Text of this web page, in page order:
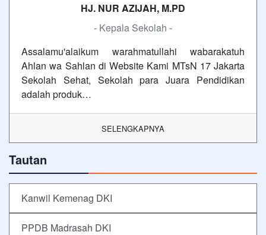
HJ. NUR AZIJAH, M.PD
- Kepala Sekolah -
Assalamu'alaikum warahmatullahi wabarakatuh
Ahlan wa Sahlan di Website Kami MTsN 17 Jakarta
Sekolah Sehat, Sekolah para Juara Pendidikan
adalah produk…
SELENGKAPNYA
Tautan
Kanwil Kemenag DKI
PPDB Madrasah DKI